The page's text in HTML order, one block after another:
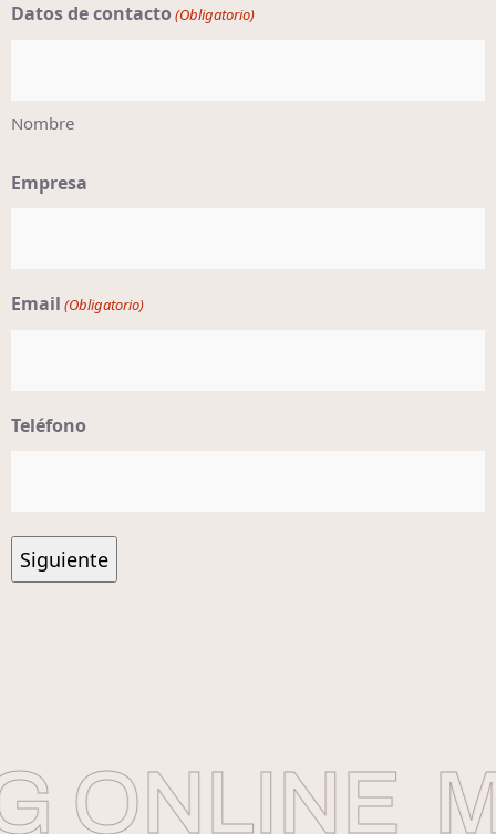
Datos de contacto (Obligatorio)
Nombre
Empresa
Email (Obligatorio)
Teléfono